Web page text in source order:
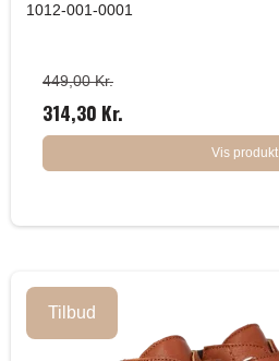
1012-001-0001
449,00 Kr.
314,30 Kr.
Vis produkt
Tilbud